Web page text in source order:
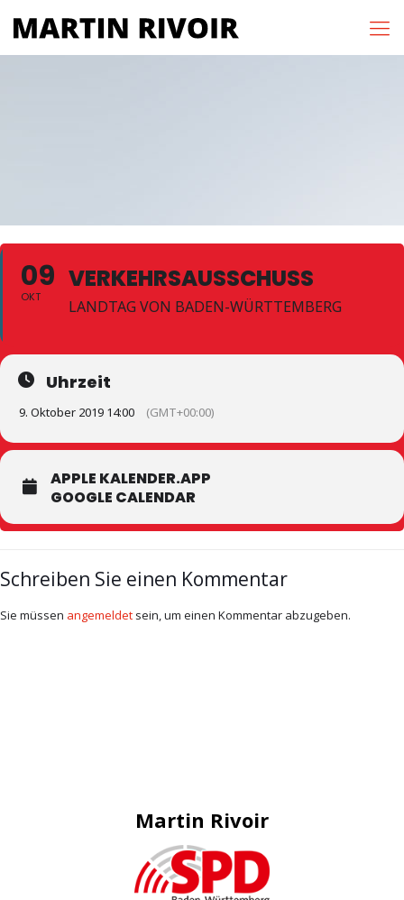
09
OKT
VERKEHRSAUSSCHUSS
LANDTAG VON BADEN-WÜRTTEMBERG
Uhrzeit
9. Oktober 2019 14:00 (GMT+00:00)
APPLE KALENDER.APP
GOOGLE CALENDAR
Schreiben Sie einen Kommentar
Sie müssen angemeldet sein, um einen Kommentar abzugeben.
Martin Rivoir